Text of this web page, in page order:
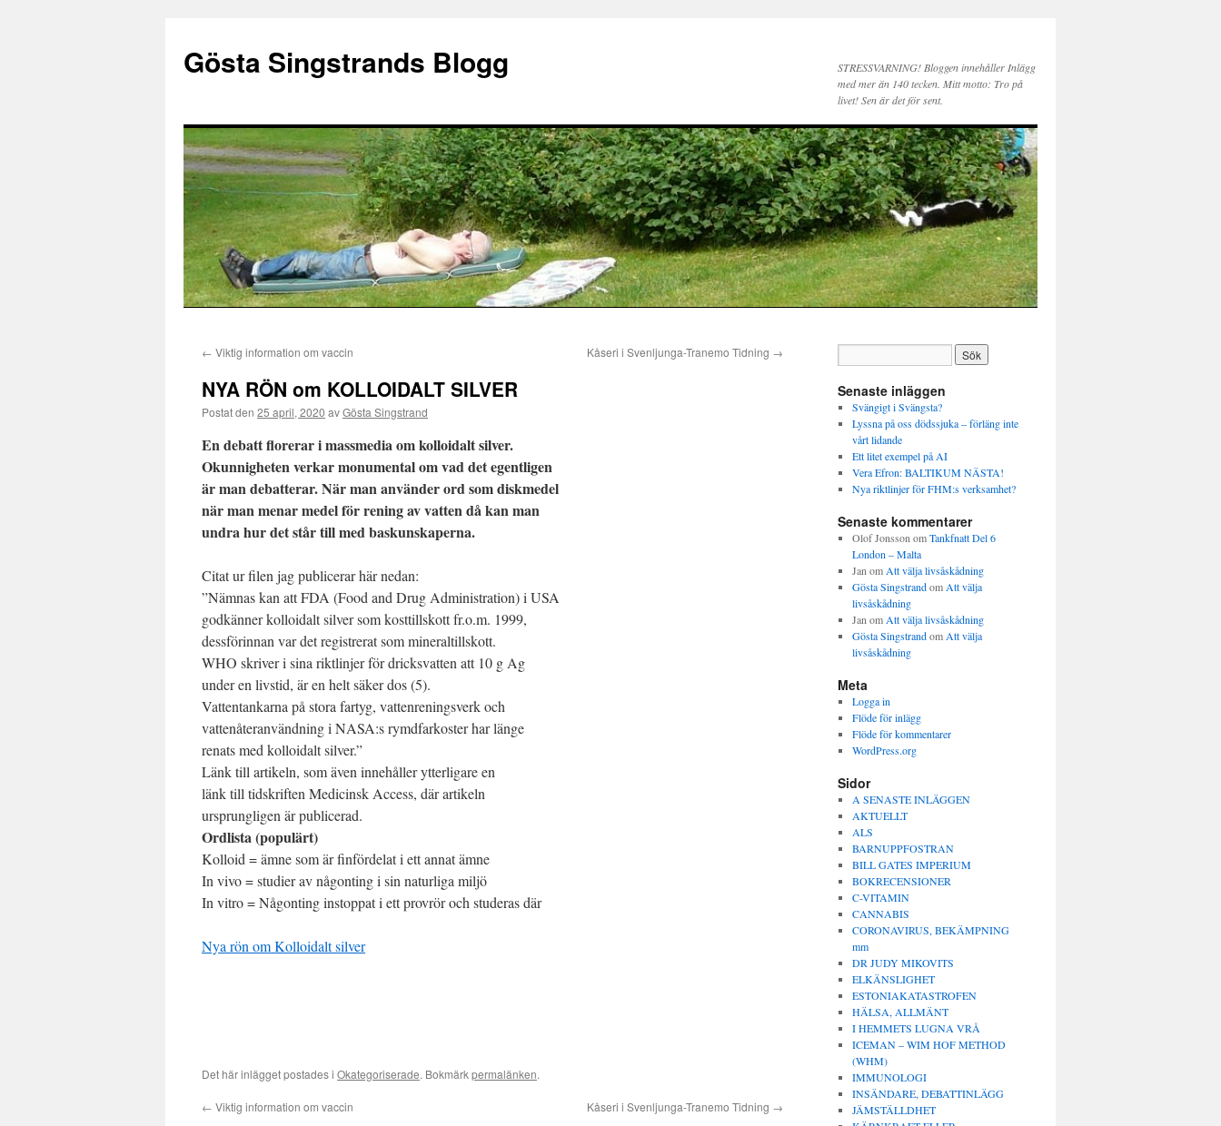
Gösta Singstrands Blogg
STRESSVARNING! Bloggen innehåller Inlägg
med mer än 140 tecken. Mitt motto: Tro på
livet! Sen är det för sent.
innehåll
← Viktig information om vaccin Kåseri i Svenljunga-Tranemo Tidning →
NYA RÖN om KOLLOIDALT SILVER
Postat den 25 april, 2020 avGösta Singstrand
En debatt florerar i massmedia om kolloidalt silver.
Okunnigheten verkar monumental om vad det egentligen
är man debatterar. När man använder ord som diskmedel
när man menar medel för rening av vatten då kan man
undra hur det står till med baskunskaperna.
Citat ur filen jag publicerar här nedan:
”Nämnas kan att FDA (Food and Drug Administration) i USA
godkänner kolloidalt silver som kosttillskott fr.o.m. 1999,
dessförinnan var det registrerat som mineraltillskott.
WHO skriver i sina riktlinjer för dricksvatten att 10 g Ag
under en livstid, är en helt säker dos (5).
Vattentankarna på stora fartyg, vattenreningsverk och
vattenåteranvändning i NASA:s rymdfarkoster har länge
renats med kolloidalt silver.”
Länk till artikeln, som även innehåller ytterligare en
länk till tidskriften Medicinsk Access, där artikeln
ursprungligen är publicerad.
Ordlista (populärt)
Kolloid = ämne som är finfördelat i ett annat ämne
In vivo = studier av någonting i sin naturliga miljö
In vitro = Någonting instoppat i ett provrör och studeras där
Nya rön om Kolloidalt silver
Det här inlägget postades i Okategoriserade. Bokmärkpermalänken.
← Viktig information om vaccin Kåseri i Svenljunga-Tranemo Tidning →
Senaste inläggen
Svängigt i Svängsta?
Lyssna på oss dödssjuka – förläng inte
vårt lidande
Ett litet exempel på AI
Vera Efron: BALTIKUM NÄSTA!
Nya riktlinjer för FHM:s verksamhet?
Senaste kommentarer
Olof Jonsson omTankfnatt Del 6
London – Malta
Jan om Att välja livsåskådning
Gösta Singstrandom Att välja
livsåskådning
Jan om Att välja livsåskådning
Gösta Singstrandom Att välja
livsåskådning
Meta
Logga in
Flöde för inlägg
Flöde för kommentarer
WordPress.org
Sidor
A SENASTE INLÄGGEN
AKTUELLT
ALS
BARNUPPFOSTRAN
BILL GATES IMPERIUM
BOKRECENSIONER
C-VITAMIN
CANNABIS
CORONAVIRUS, BEKÄMPNING
mm
DR JUDY MIKOVITS
ELKÄNSLIGHET
ESTONIAKATASTROFEN
HÄLSA, ALLMÄNT
I HEMMETS LUGNA VRÅ
ICEMAN – WIM HOF METHOD
(WHM)
IMMUNOLOGI
INSÄNDARE, DEBATTINLÄGG
JÄMSTÄLLDHET